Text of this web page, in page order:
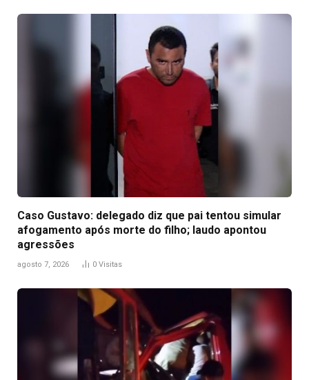
Caso Gustavo: delegado diz que pai tentou simular
afogamento após morte do filho; laudo apontou
agressões
agosto 7, 2026 0 Visitas